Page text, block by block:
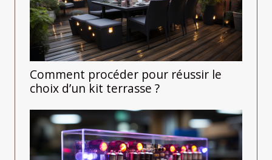
Comment procéder pour réussir le
choix d’un kit terrasse ?